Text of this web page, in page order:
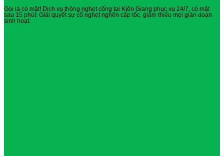
Gọi là có mặt! Dịch vụ thông nghẹt cống tại Kiên Giang phục vụ 24/7, có mặt
sau 15 phút. Giải quyết sự cố nghẹt nghẽn cấp tốc, giảm thiểu mọi gián đoạn
sinh hoạt.